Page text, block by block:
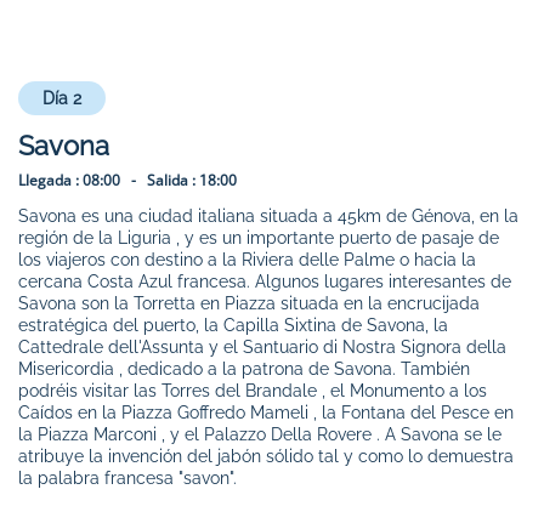
Día 2
Savona
Llegada :08:00 - Salida : 18:00
Savona es una ciudad italiana situada a 45km de Génova, en la
región de la Liguria , y es un importante puerto de pasaje de
los viajeros con destino a la Riviera delle Palme o hacia la
cercana Costa Azul francesa. Algunos lugares interesantes de
Savona son la Torretta en Piazza situada en la encrucijada
estratégica del puerto, la Capilla Sixtina de Savona, la
Cattedrale dell'Assunta y el Santuario di Nostra Signora della
Misericordia , dedicado a la patrona de Savona. También
podréis visitar las Torres del Brandale , el Monumento a los
Caídos en la Piazza Goffredo Mameli , la Fontana del Pesce en
la Piazza Marconi , y el Palazzo Della Rovere . A Savona se le
atribuye la invención del jabón sólido tal y como lo demuestra
la palabra francesa "savon".